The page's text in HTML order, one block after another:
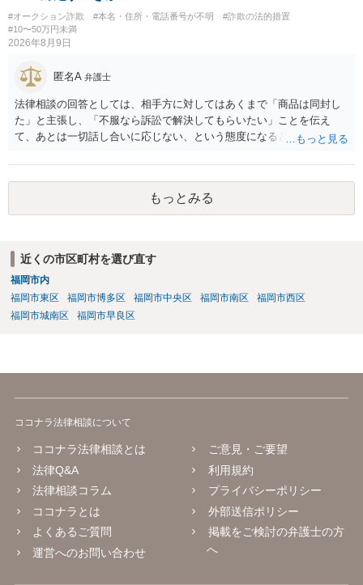
#オークション詐欺 #本名・住所・電話番号が不明
#詐欺の法的措置
#10〜50万円未満
2026年8月9日
匿名A 弁護士
法律相談の回答としては、相手方に対してはあくまで「商品は同封し
た」と主張し、「不服なら訴訟で解決してもらいたい」ことを伝え
て、あとは一切話し合いに応じない、という態度になると思います。
可能性もありますが、「返金は絶対にしたくありません」ということ
であれば、徹底的に強気で対応することになるでしょう。
もっとみる
近くの市区町村を選び直す
福岡市内
福岡市東区
福岡市博多区 福岡市中央区 福岡市南区
福岡市西区
福岡市城南区
福岡市早良区
ココナラ法律相談について
ココナラ法律相談とは
法律Q&A
法律相談コラム
ココナラとは
よくあるご質問
運営へのお問い合わせ
ご意見・ご要望
利用規約
プライバシーポリシー
外部送信ポリシー
掲載をご検討の弁護士の方
へ